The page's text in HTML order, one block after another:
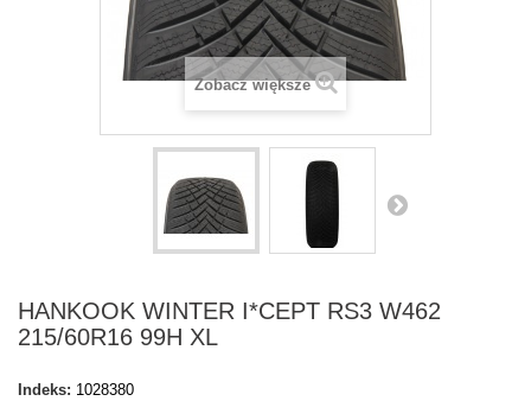
Zobacz większe
HANKOOK WINTER I*CEPT RS3 W462
215/60R16 99H XL
Indeks: 1028380